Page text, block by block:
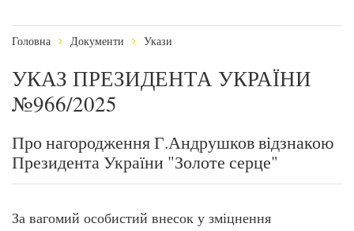
Головна Документи Укази
УКАЗ ПРЕЗИДЕНТА УКРАЇНИ
№966/2025
Про нагородження Г.Андрушков відзнакою
Президента України "Золоте серце"
За вагомий особистий внесок у зміцнення